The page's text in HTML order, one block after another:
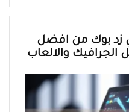
زد بوك من افضل
الجرافيك والالعاب